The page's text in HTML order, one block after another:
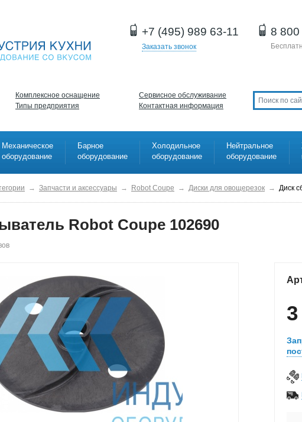
+7 (495) 989 63-11
Заказать звонок
8 800
Комплексное оснащение
Типы предприятия
Сервисное обслуживание
Контактная информация
Механическое
оборудование
Барное
оборудование
Холодильное
оборудование
Нейтральное
оборудование
→ Запчасти и аксессуары → Robot Coupe → Диски для овощерезок → Диск
Robot Coupe 102690